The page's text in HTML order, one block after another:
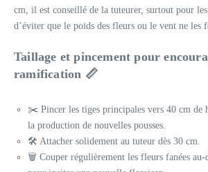
cm, il est conseillé de la tuteurer, surtout pour
d’éviter que le poids des fleurs ou le vent ne les
Taillage et pincement pour
ramification 📏
✂️ Pincer les tiges principales vers 40 cm de
la production de nouvelles pousses.
🛠️ Attacher solidement au tuteur dès 30 cm.
🗑️ Couper régulièrement les fleurs fanées au-